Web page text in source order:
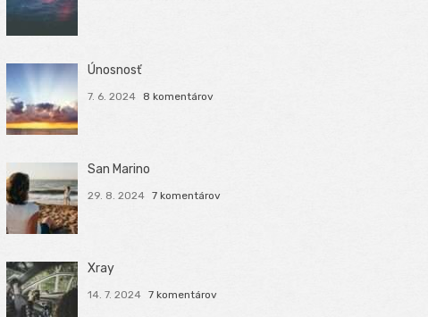
Únosnosť
7. 6. 2024 8 komentárov
San Marino
29. 8. 2024 7 komentárov
Xray
14. 7. 2024 7 komentárov